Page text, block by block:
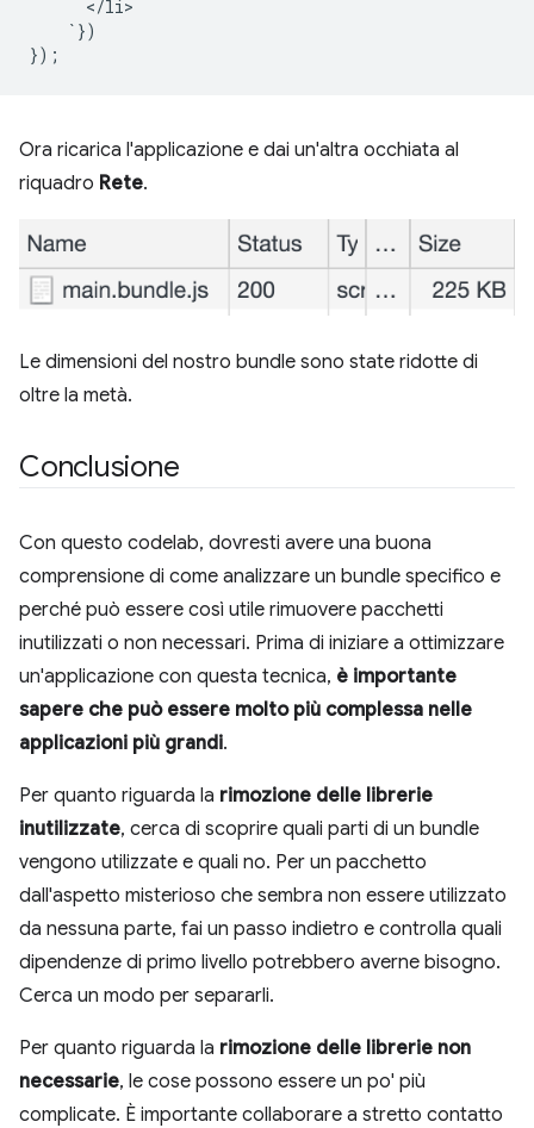
      </li>
    `})
Ora ricarica l'applicazione e dai un'altra occhiata al
riquadro Rete.
Le dimensioni del nostro bundle sono state ridotte di
oltre la metà.
Conclusione
Con questo codelab, dovresti avere una buona
comprensione di come analizzare un bundle specifico e
perché può essere così utile rimuovere pacchetti
inutilizzati o non necessari. Prima di iniziare a ottimizzare
un'applicazione con questa tecnica, è importante
sapere che può essere molto più complessa nelle
applicazioni più grandi.
Per quanto riguarda la rimozione delle librerie
inutilizzate, cerca di scoprire quali parti di un bundle
vengono utilizzate e quali no. Per un pacchetto
dall'aspetto misterioso che sembra non essere utilizzato
da nessuna parte, fai un passo indietro e controlla quali
dipendenze di primo livello potrebbero averne bisogno.
Cerca un modo per separarli.
Per quanto riguarda la rimozione delle librerie non
necessarie, le cose possono essere un po' più
complicate. È importante collaborare a stretto contatto